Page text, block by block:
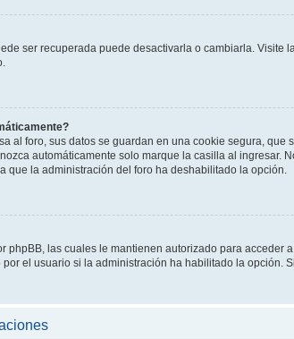
ser recuperada puede desactivarla o cambiarla. Visite
al foro, sus datos se guardan en una cookie segura,
automáticamente solo marque la casilla al
que la administración del foro ha deshabilitado la opción.
phpBB, las cuales le mantienen autorizado para
el usuario si la administración ha habilitado la